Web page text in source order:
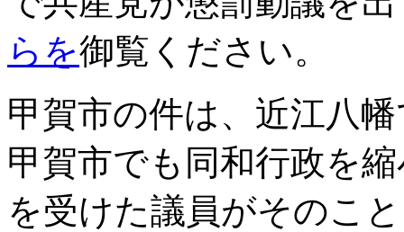
らを御覧ください。
甲賀市の件は、近江八
甲賀市でも同和行政を
を受けた議員がそのこ